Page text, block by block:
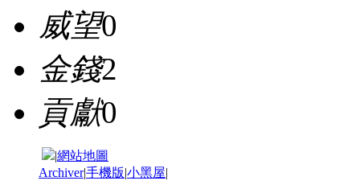
威望0
金錢2
貢獻0
|網站地圖
Archiver|手機版|小黑屋|